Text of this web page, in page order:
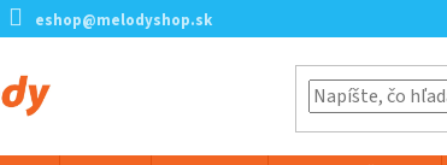
eshop@melodyshop.sk